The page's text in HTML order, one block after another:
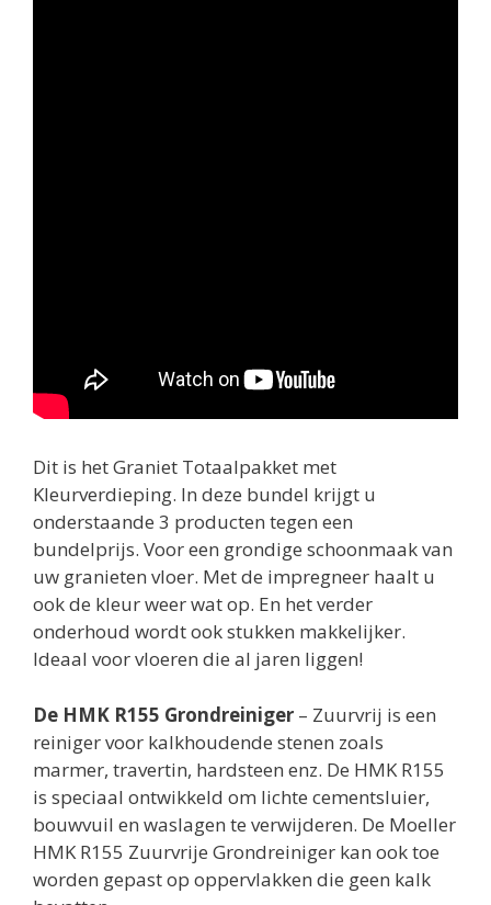
Dit is het Graniet Totaalpakket met
Kleurverdieping. In deze bundel krijgt u
onderstaande 3 producten tegen een
bundelprijs. Voor een grondige schoonmaak van
uw granieten vloer. Met de impregneer haalt u
ook de kleur weer wat op. En het verder
onderhoud wordt ook stukken makkelijker.
Ideaal voor vloeren die al jaren liggen!
De HMK R155 Grondreiniger – Zuurvrij is een
reiniger voor kalkhoudende stenen zoals
marmer, travertin, hardsteen enz. De HMK R155
is speciaal ontwikkeld om lichte cementsluier,
bouwvuil en waslagen te verwijderen. De Moeller
HMK R155 Zuurvrije Grondreiniger kan ook toe
worden gepast op oppervlakken die geen kalk